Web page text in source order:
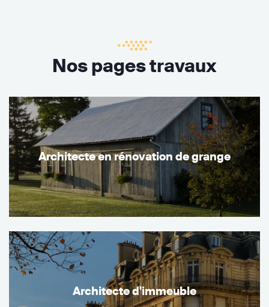
Nos pages travaux
Architecte en rénovation de grange
Architecte d'immeuble